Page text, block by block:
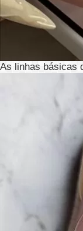
As linhas básicas